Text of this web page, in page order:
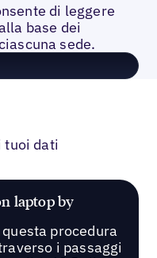
di leggere
base dei
sede.
tuoi dati
procedura
i passaggi